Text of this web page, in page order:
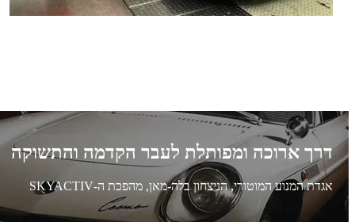
דרך ארוכה ומפותלת לעבר הקדמה והתשוקה
אגדת המנוע המוטורי, הניצחון בלה-מאן, מהפכת ה-SKYACTIV